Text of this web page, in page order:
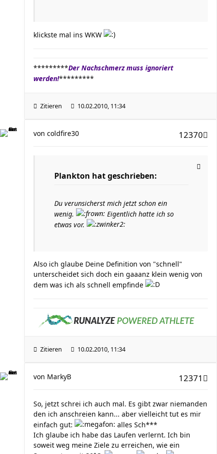
klickste mal ins WKW
*********Der Nachschmerz muss ignoriert
werden!*********
Zitieren 10.02.2010, 11:34
12370
von coldfire30
Plankton hat geschrieben:
Du verunsicherst mich jetzt schon ein
wenig.
Eigentlich hatte ich so
etwas vor.
Also ich glaube Deine Definition von "schnell"
unterscheidet sich doch ein gaaanz klein wenig von
dem was ich als schnell empfinde
Zitieren 10.02.2010, 11:34
12371
von MarkyB
So, jetzt schrei ich auch mal. Es gibt zwar niemanden
den ich anschreien kann... aber vielleicht tut es mir
einfach gut:
alles Sch***
Ich glaube ich habe das Laufen verlernt. Ich bin
soweit weg meine Ziele zu erreichen, wie ein